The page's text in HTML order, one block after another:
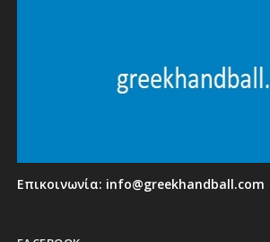
Επικοινωνία: info@greekhandball.com